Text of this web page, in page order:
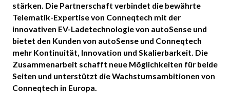
stärken. Die Partnerschaft verbindet die bewährte
Telematik-Expertise von Conneqtech mit der
innovativen EV-Ladetechnologie von autoSense und
bietet den Kunden von autoSense und Conneqtech
mehr Kontinuität, Innovation und Skalierbarkeit. Die
Zusammenarbeit schafft neue Möglichkeiten für beide
Seiten und unterstützt die Wachstumsambitionen von
Conneqtech in Europa.